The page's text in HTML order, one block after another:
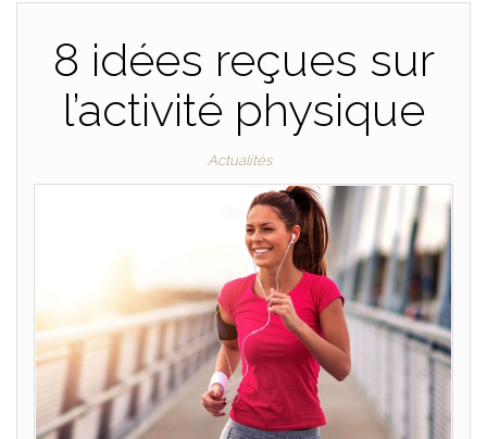
8 idées reçues sur
l’activité physique
Actualités